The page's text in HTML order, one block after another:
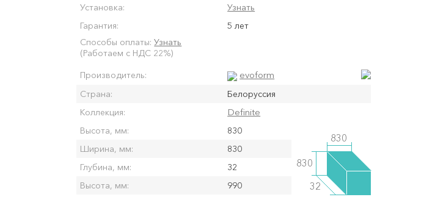
Установка:
Узнать
Гарантия:
5 лет
Способы оплаты: Узнать
(Работаем с НДС 22%)
Производитель: evoform
Страна:
Белоруссия
Коллекция:
Definite
Высота, мм:
830
Ширина, мм:
830
Глубина, мм:
32
Высота, мм:
990
830
830
32